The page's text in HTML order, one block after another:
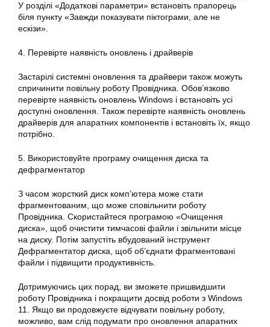
У розділі «Додаткові параметри» встановіть прапорець
біля пункту «Завжди показувати піктограми, але не
ескізи».
4. Перевірте наявність оновлень і драйверів
Застарілі системні оновлення та драйвери також можуть
спричинити повільну роботу Провідника. Обов’язково
перевірте наявність оновлень Windows і встановіть усі
доступні оновлення. Також перевірте наявність оновлень
драйверів для апаратних компонентів і встановіть їх, якщо
потрібно.
5. Використовуйте програму очищення диска та
дефрагментатор
З часом жорсткий диск комп’ютера може стати
фрагментованим, що може сповільнити роботу
Провідника. Скористайтеся програмою «Очищення
диска», щоб очистити тимчасові файли і звільнити місце
на диску. Потім запустіть вбудований інструмент
Дефрагментатор диска, щоб об’єднати фрагментовані
файли і підвищити продуктивність.
Дотримуючись цих порад, ви зможете пришвидшити
роботу Провідника і покращити досвід роботи з Windows
11. Якщо ви продовжуєте відчувати повільну роботу,
можливо, вам слід подумати про оновлення апаратних